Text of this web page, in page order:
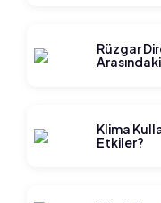
Rüzgar
Klima
Etkiler?